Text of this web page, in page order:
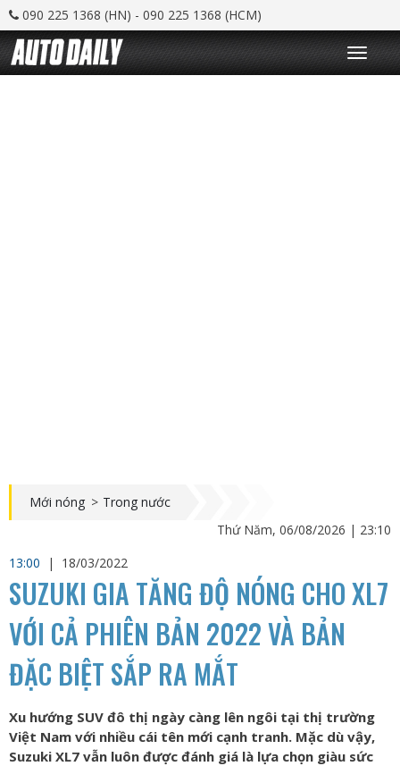
090 225 1368 (HN) - 090 225 1368 (HCM)
T
o
g
Mới nóng > Trong nước
Thứ Năm, 06/08/2026 | 23:10
13:00
| 18/03/2022
SUZUKI GIA TĂNG ĐỘ NÓNG CHO XL7
VỚI CẢ PHIÊN BẢN 2022 VÀ BẢN
ĐẶC BIỆT SẮP RA MẮT
Xu hướng SUV đô thị ngày càng lên ngôi tại thị trường
Việt Nam với nhiều cái tên mới cạnh tranh. Mặc dù vậy,
Suzuki XL7 vẫn luôn được đánh giá là lựa chọn giàu sức